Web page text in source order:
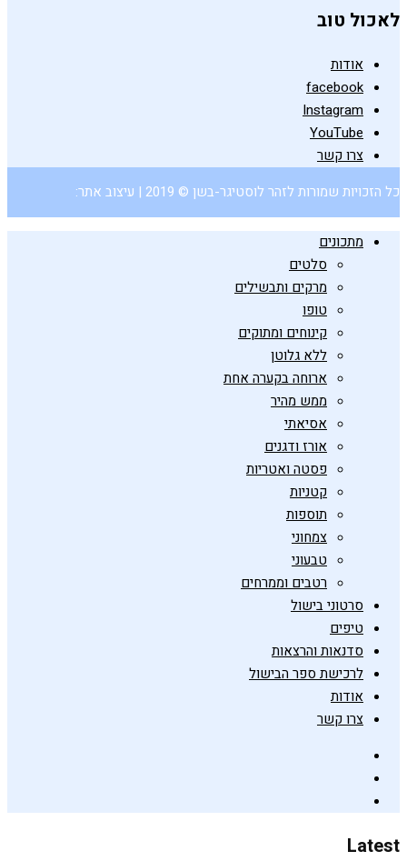
לאכול טוב
אודות
facebook
Instagram
YouTube
צרו קשר
כל הזכויות שמורות לזהר לוסטיגר-בשן © 2019 | עיצוב אתר:
מתכונים
סלטים
מרקים ותבשילים
טופו
קינוחים ומתוקים
ללא גלוטן
ארוחה בקערה אחת
ממש מהיר
אסיאתי
אורז ודגנים
פסטה ואטריות
קטניות
תוספות
צמחוני
טבעוני
רטבים וממרחים
סרטוני בישול
טיפים
סדנאות והרצאות
לרכישת ספר הבישול
אודות
צרו קשר
Latest